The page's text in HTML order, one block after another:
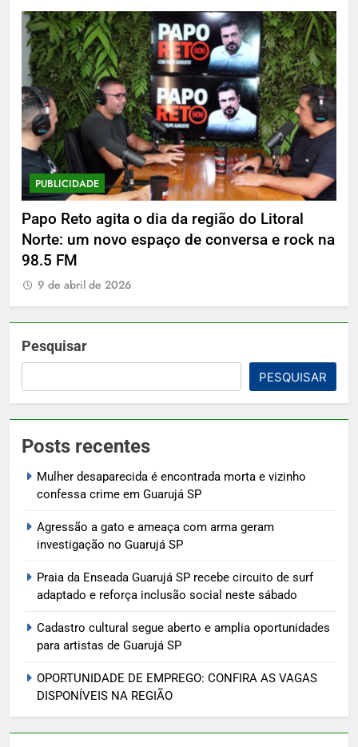
PUBLICIDADE
Papo Reto agita o dia da região do Litoral
Norte: um novo espaço de conversa e rock na
98.5 FM
9 de abril de 2026
Pesquisar
PESQUISAR
Posts recentes
Mulher desaparecida é encontrada morta e vizinho
confessa crime em Guarujá SP
Agressão a gato e ameaça com arma geram
investigação no Guarujá SP
Praia da Enseada Guarujá SP recebe circuito de surf
adaptado e reforça inclusão social neste sábado
Cadastro cultural segue aberto e amplia oportunidades
para artistas de Guarujá SP
OPORTUNIDADE DE EMPREGO: CONFIRA AS VAGAS
DISPONÍVEIS NA REGIÃO